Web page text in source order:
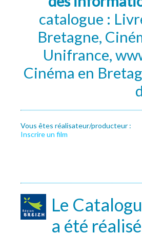
catalogue :
Bretagne,
Unifrance,
Cinéma en
Vous êtes réalisateur/producteur :
Inscrire un film
Le
a été réalisé